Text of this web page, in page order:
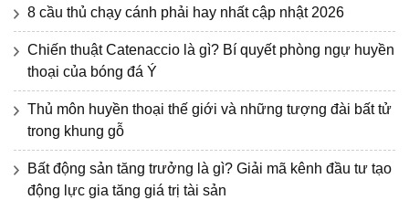
8 cầu thủ chạy cánh phải hay nhất cập nhật 2026
Chiến thuật Catenaccio là gì? Bí quyết phòng ngự huyền
thoại của bóng đá Ý
Thủ môn huyền thoại thế giới và những tượng đài bất tử
trong khung gỗ
Bất động sản tăng trưởng là gì? Giải mã kênh đầu tư tạo
động lực gia tăng giá trị tài sản